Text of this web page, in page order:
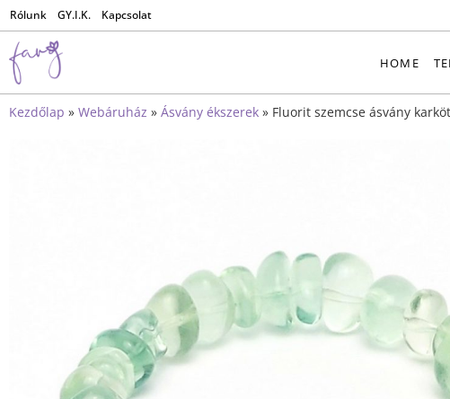
Rólunk GY.I.K. Kapcsolat
HOME
Kezdőlap » Webáruház » Ásvány ékszerek » Fluorit szemcse ásvány